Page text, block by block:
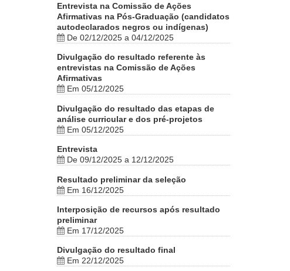
Entrevista na Comissão de Ações
Afirmativas na Pós-Graduação (candidatos
autodeclarados negros ou indígenas)
De 02/12/2025 a 04/12/2025
Divulgação do resultado referente às
entrevistas na Comissão de Ações
Afirmativas
Em 05/12/2025
Divulgação do resultado das etapas de
análise curricular e dos pré-projetos
Em 05/12/2025
Entrevista
De 09/12/2025 a 12/12/2025
Resultado preliminar da seleção
Em 16/12/2025
Interposição de recursos após resultado
preliminar
Em 17/12/2025
Divulgação do resultado final
Em 22/12/2025